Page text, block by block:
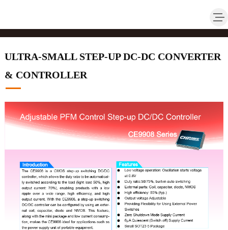
ULTRA-SMALL STEP-UP DC-DC CONVERTER
& CONTROLLER